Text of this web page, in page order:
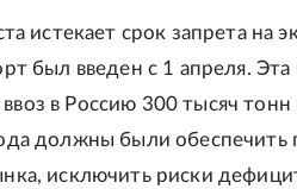
истекает срок запрета на
был введен с 1 апреля.
в Россию 300 тысяч тонн
должны были обеспечить
исключить риски